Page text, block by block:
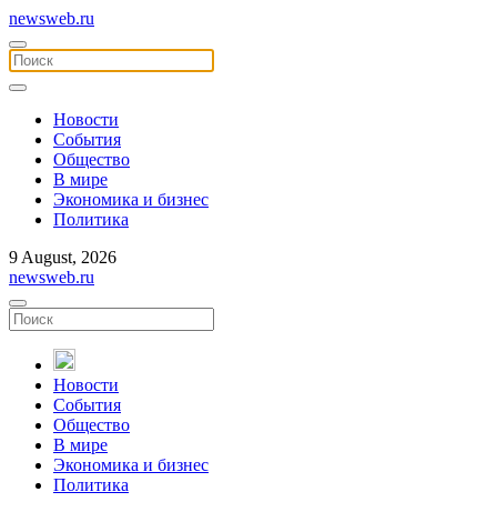
newsweb.ru
Новости
События
Общество
В мире
Экономика и бизнес
Политика
9 August, 2026
newsweb.ru
Новости
События
Общество
В мире
Экономика и бизнес
Политика